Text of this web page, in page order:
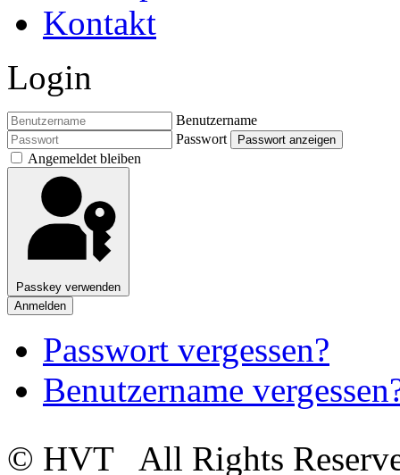
Kontakt
Login
Benutzername
Passwort
Passwort anzeigen
Angemeldet bleiben
Passkey verwenden
Anmelden
Passwort vergessen?
Benutzername
© HVT
All Rights